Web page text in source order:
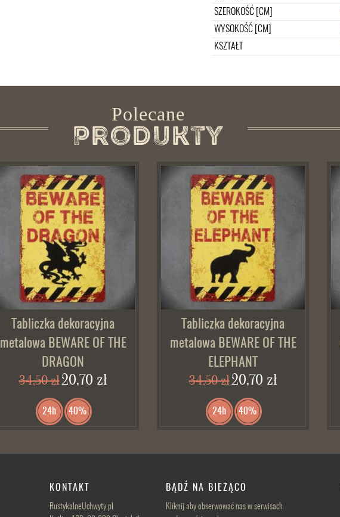
SZEROKOŚĆ [CM]
WYSOKOŚĆ [CM]
KSZTAŁT
Polecane
Produkty
Tabliczka dekoracyjna
metalowa BEWARE OF THE
DRAGON
34,50 zł20,70 zł
24h 40%
Tabliczka dekoracyjna
metalowa BEWARE OF THE
ELEPHANT
34,50 zł20,70 zł
24h 40%
KONTAKT
RustykalneUchwyty.pl
BĄDŹ NA BIEŻĄCO
Kliknij aby obserwować nas w serwisach